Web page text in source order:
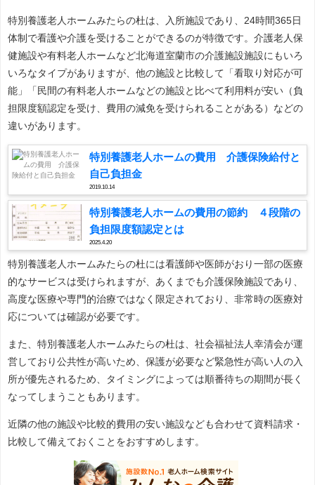
特別養護老人ホームみたらの杜は、入所施設であり、24時間365日
体制で看護や介護を受けることができるのが特徴です。介護老人保
健施設や有料老人ホームなど北海道室蘭市の介護施設施設にもいろ
いろなタイプがありますが、他の施設と比較して「看取り対応が可
能」「民間の有料老人ホームなどの施設と比べて利用料が安い（負
担限度額認定を受け、費用の減免を受けられることがある）などの
違いがあります。
特別養護老人ホームの費用 介護保険給付と
自己負担金
2019.10.14
特別養護老人ホームの費用の節約 ４段階の
負担限度額認定とは
2025.4.20
特別養護老人ホームみたらの杜には看護師や医師がおり一部の医療
的なサービスは受けられますが、あくまでも介護保険施設であり、
高度な医療や専門的治療ではなく限定されており、非常時の医療対
応については確認が必要です。
また、特別養護老人ホームみたらの杜は、社会福祉法人幸清会が運
営しており公共性が高いため、保護が必要など緊急性が高い人の入
所が優先されるため、タイミングによっては順番待ちの期間が長く
なってしまうこともあります。
近隣の他の施設や比較的費用の安い施設なども合わせて資料請求・
比較して備えておくことをおすすめします。